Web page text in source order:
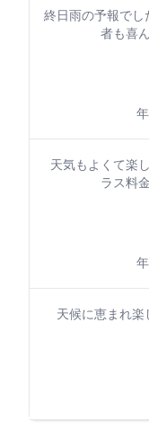
終日雨の予報でし
者も喜
年
天気もよくて楽
ラス料
年
天候に恵まれ楽